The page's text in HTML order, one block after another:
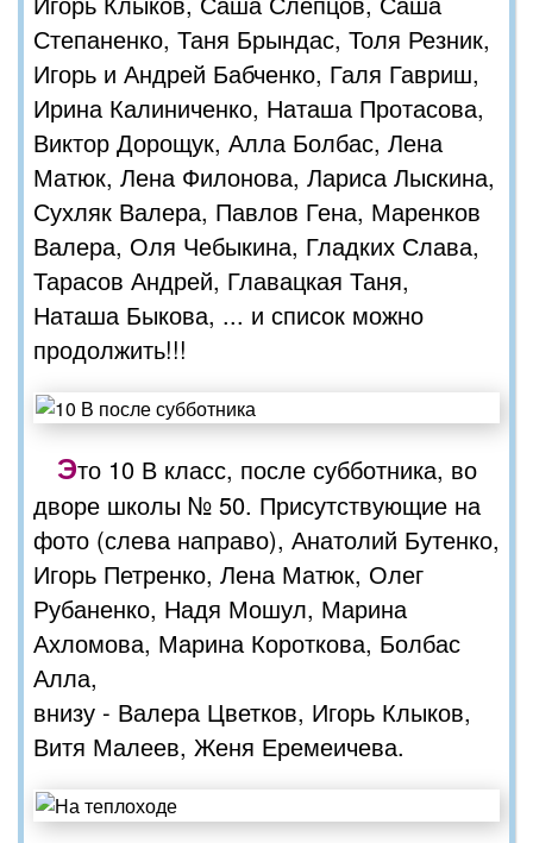
Степаненко, Таня Брындас, Толя Резник,
Игорь и Андрей Бабченко, Галя Гавриш,
Ирина Калиниченко, Наташа Протасова,
Виктор Дорощук, Алла Болбас, Лена
Матюк, Лена Филонова, Лариса Лыскина,
Сухляк Валера, Павлов Гена, Маренков
Валера, Оля Чебыкина, Гладких Слава,
Тарасов Андрей, Главацкая Таня,
Наташа Быкова, ... и список можно
продолжить!!!
Это 10 В класс, после субботника, во
дворе школы № 50. Присутствующие на
фото (слева направо), Анатолий Бутенко,
Игорь Петренко, Лена Матюк, Олег
Рубаненко, Надя Мошул, Марина
Ахломова, Марина Короткова, Болбас
Алла,
внизу - Валера Цветков, Игорь Клыков,
Витя Малеев, Женя Еремеичева.